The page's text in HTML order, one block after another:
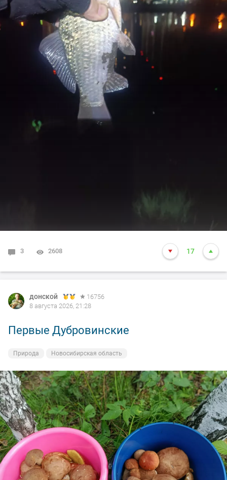
3 2608 17
донской
16756
8 августа 2026, 21:28
Первые Дубровинские
Природа Новосибирская область